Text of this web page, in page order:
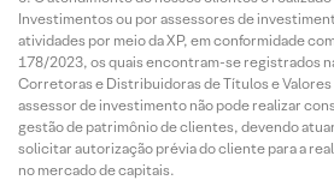
Investimentos ou por assessores de
atividades por meio da XP, em conformidade
178/2023, os quais encontram-se registrados
Corretoras e Distribuidoras de Títulos e Valores
assessor de investimento não pode realizar
gestão de patrimônio de clientes, devendo
solicitar autorização prévia do cliente para a
no mercado de capitais.